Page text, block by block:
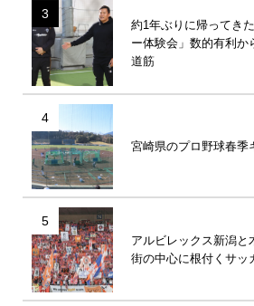
3
約1年ぶりに帰ってき
ー体験会」数的有利か
道筋
4
宮崎県のプロ野球春季
5
アルビレックス新潟と
街の中心に根付くサッ